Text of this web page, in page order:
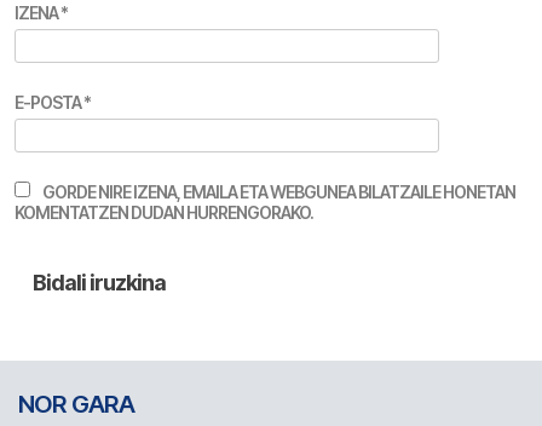
IZENA*
E-POSTA*
GORDE NIRE IZENA, EMAILA ETA WEBGUNEA BILATZAILE HONETAN
KOMENTATZEN DUDAN HURRENGORAKO.
NOR GARA